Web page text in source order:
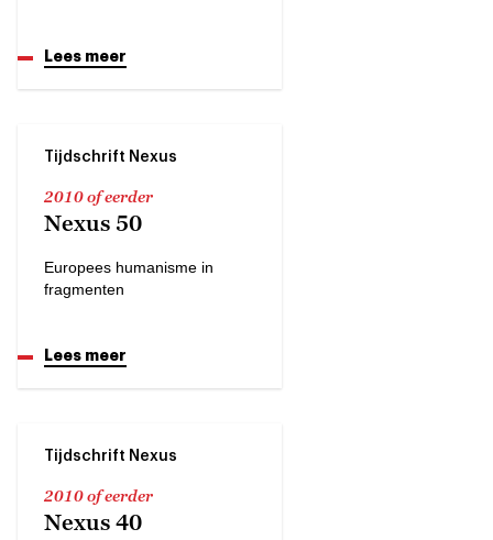
Lees meer
Tijdschrift Nexus
2010 of eerder
Nexus 50
Europees humanisme in
fragmenten
Lees meer
Tijdschrift Nexus
2010 of eerder
Nexus 40